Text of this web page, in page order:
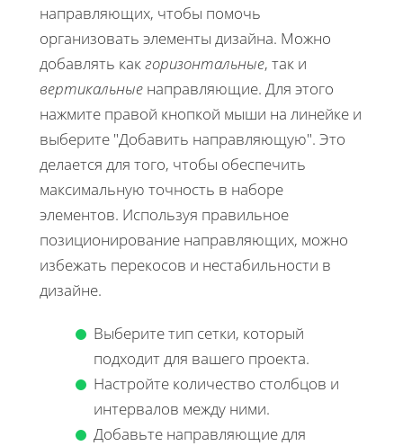
направляющих, чтобы помочь
организовать элементы дизайна. Можно
добавлять какгоризонтальные, так и
вертикальные направляющие. Для этого
нажмите правой кнопкой мыши на линейке и
выберите "Добавить направляющую". Это
делается для того, чтобы обеспечить
максимальную точность в наборе
элементов. Используя правильное
позиционирование направляющих, можно
избежать перекосов и нестабильности в
дизайне.
Выберите тип сетки, который
подходит для вашего проекта.
Настройте количество столбцов и
интервалов между ними.
Добавьте направляющие для